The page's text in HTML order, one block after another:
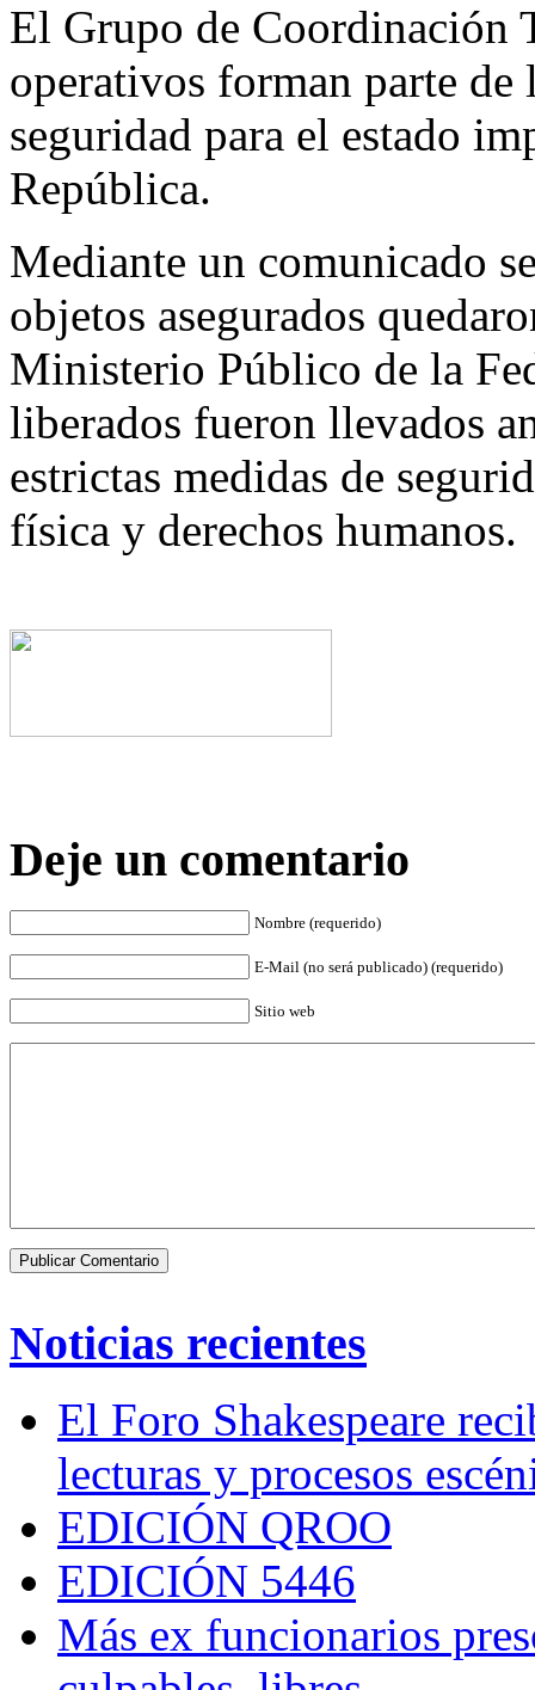
El Grupo de Coordinación
operativos forman parte de
seguridad para el estado
República.
Mediante un comunicado
objetos asegurados
Ministerio Público de la
liberados fueron llevados
estrictas medidas de
física y derechos humanos.
Deje un comentario
Nombre (requerido)
E-Mail (no será publicado) (requerido)
Sitio web
Noticias recientes
El Foro Shakespeare
lecturas y procesos
EDICIÓN QROO
EDICIÓN 5446
Más ex funcionarios